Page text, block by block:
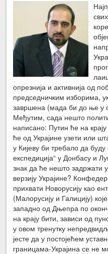
опрезнија и активнија од
председничким изборима,
завршена (мада би до ње у
Међутим, сада нешто
написано: Путин ће на
ће од Украјине узети или
у Кијеву би требало да
експедиција“ у Донбасу и
знак да ће нешто задржати
верзију Украјине?
прихвати Новорусију као
(Малорусију и Галицију)
западно од Дњепра по
на крају бити, зависи од
у овом тренутку
јесте да у постојећем
границама-Украјина се не